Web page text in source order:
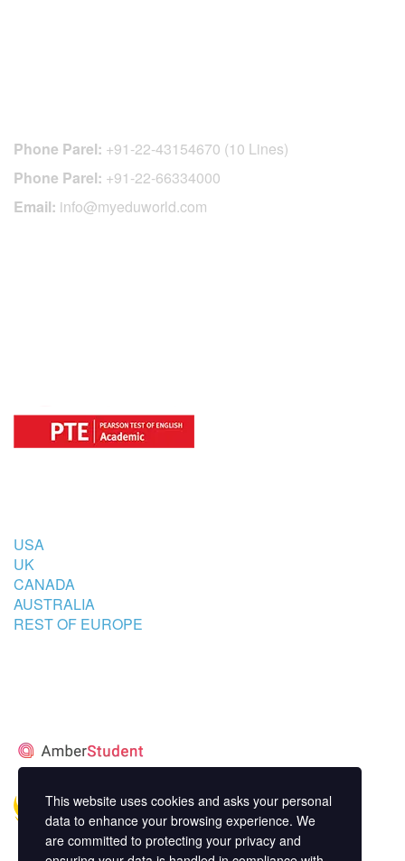
Phone Parel: +91-22-43154670 (10 Lines)
Phone Parel: +91-22-66334000
Email: info@myeduworld.com
USA
UK
CANADA
AUSTRALIA
REST OF EUROPE
This website uses cookies and asks your personal
data to enhance your browsing experience. We
are committed to protecting your privacy and